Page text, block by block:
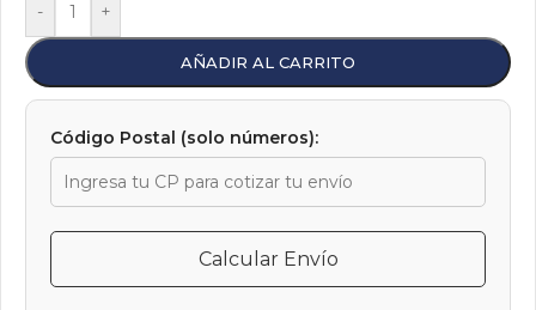
- +
AÑADIR AL CARRITO
Código Postal (solo números):
Calcular Envío